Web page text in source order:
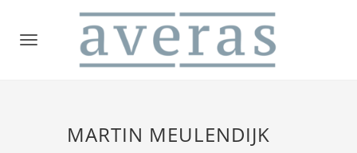
Toggle
navigation
MARTIN MEULENDIJK